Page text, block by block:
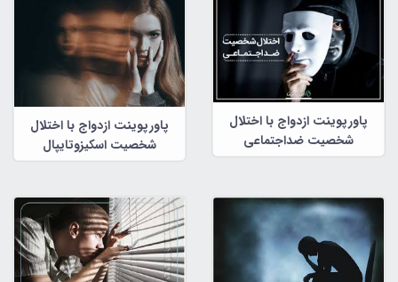
پاورپوینت ازدواج با اختلال
شخصیت ضداجتماعی
پاورپوینت ازدواج با اختلال
شخصیت اسکیزوتایپال